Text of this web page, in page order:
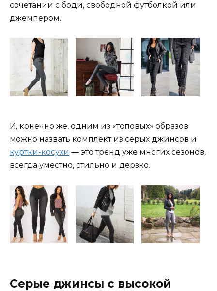
сочетании с боди, свободной футболкой или
джемпером.
И, конечно же, одним из «топовых» образов
можно назвать комплект из серых джинсов и
куртки-косухи — это тренд уже многих сезонов,
всегда уместно, стильно и дерзко.
Серые джинсы с высокой